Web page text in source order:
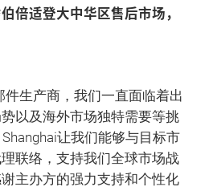
倍适登大中华区售后市场，
件生产商，我们一直面临着出
以及海外市场独特需要等挑
让我们能够与目标市
联络，支持我们全球市场战
主办方的强力支持和个性化